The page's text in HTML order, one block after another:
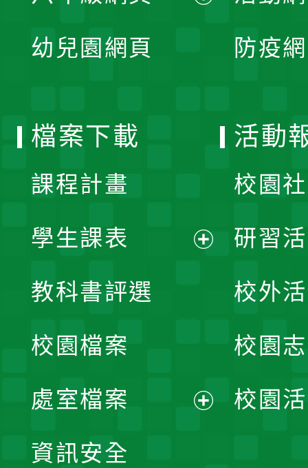
開
幼兒園網頁 防疫
檔案下載
課程計畫
學生課表
單
教科書評選
校園檔案
處室檔案
資訊安全
活動
校園
研習
校外
校園
校園